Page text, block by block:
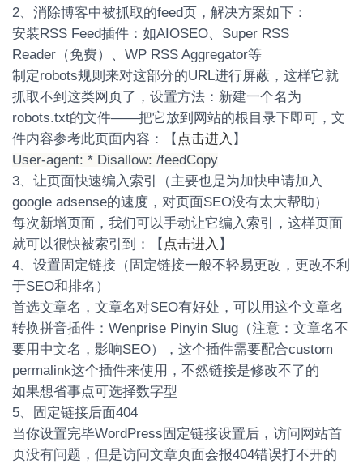
2、消除博客中被抓取的feed页，解决方案如下：
安装RSS Feed插件：如AIOSEO、Super RSS
Reader（免费）、WP RSS Aggregator等
制定robots规则来对这部分的URL进行屏蔽，这样它就
抓取不到这类网页了，设置方法：新建一个名为
robots.txt的文件——把它放到网站的根目录下即可，文
件内容参考此页面内容：【 点击进入 】
User-agent: * Disallow: /feedCopy
3、让页面快速编入索引（主要也是为加快申请加入
google adsense的速度，对页面SEO没有太大帮助）
每次新增页面，我们可以手动让它编入索引，这样页面
就可以很快被索引到：【 点击进入 】
4、设置固定链接（固定链接一般不轻易更改，更改不利
于SEO和排名）
首选文章名，文章名对SEO有好处，可以用这个文章名
转换拼音插件：Wenprise Pinyin Slug（注意：文章名不
要用中文名，影响SEO），这个插件需要配合custom
permalink这个插件来使用，不然链接是修改不了的
如果想省事点可选择数字型
5、固定链接后面404
当你设置完毕WordPress固定链接设置后，访问网站首
页没有问题，但是访问文章页面会报404错误打不开的